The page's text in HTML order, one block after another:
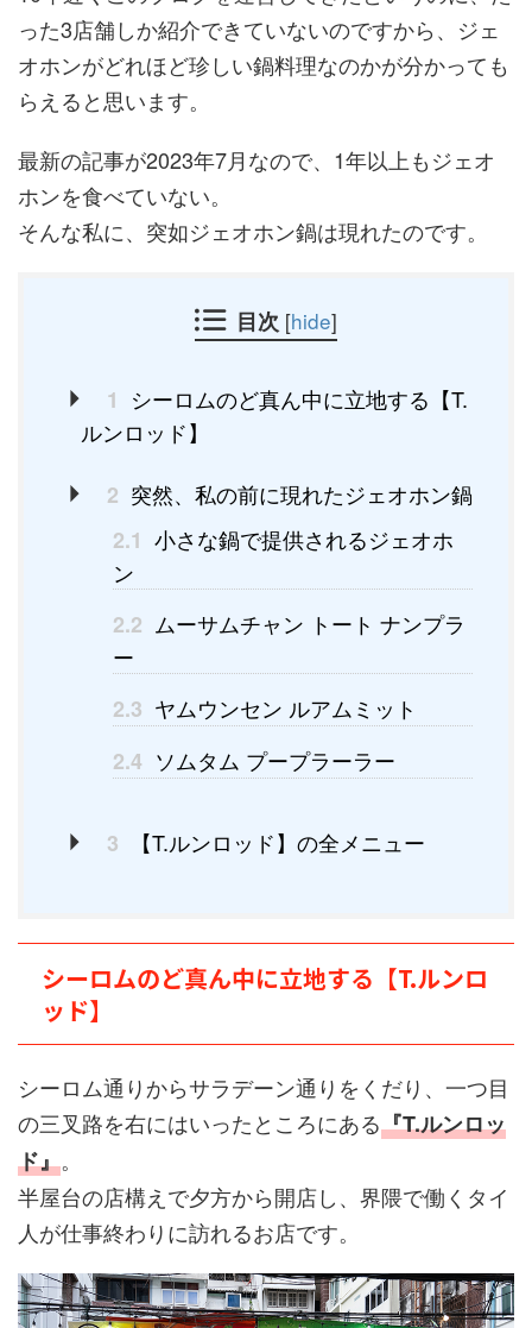
った3店舗しか紹介できていないのですから、ジェ
オホンがどれほど珍しい鍋料理なのかが分かっても
らえると思います。
最新の記事が2023年7月なので、1年以上もジェオ
ホンを食べていない。
そんな私に、突如ジェオホン鍋は現れたのです。
目次 [hide]
1 シーロムのど真ん中に立地する【T.
ルンロッド】
2 突然、私の前に現れたジェオホン鍋
2.1 小さな鍋で提供されるジェオホ
ン
2.2 ムーサムチャン トート ナンプラ
ー
2.3 ヤムウンセン ルアムミット
2.4 ソムタム プープラーラー
3 【T.ルンロッド】の全メニュー
シーロムのど真ん中に立地する【T.ルンロ
ッド】
シーロム通りからサラデーン通りをくだり、一つ目
の三叉路を右にはいったところにある『T.ルンロッ
ド』。
半屋台の店構えで夕方から開店し、界隈で働くタイ
人が仕事終わりに訪れるお店です。